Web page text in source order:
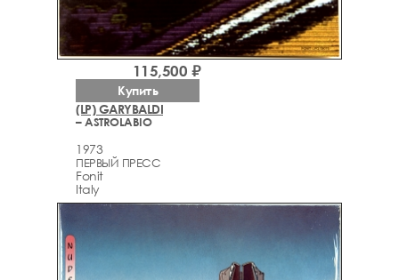
(LP) GARYBALDI
– ASTROLABIO
1973
ПЕРВЫЙ ПРЕСС
Fonit
Italy
115,500 ₽
Купить